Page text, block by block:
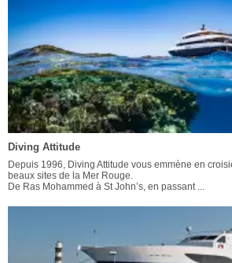
Diving Attitude
Depuis 1996, Diving Attitude vous emmène en
beaux sites de la Mer Rouge.
De Ras Mohammed à St John’s, en passant ...